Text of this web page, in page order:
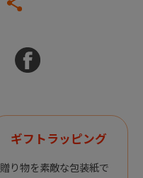
ギフトラッピング
贈り物を素敵な包装紙で